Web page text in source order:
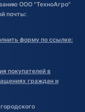
ООО "ТехноАгро"
почты:
форму по ссылке:
покупателей в
граждан и